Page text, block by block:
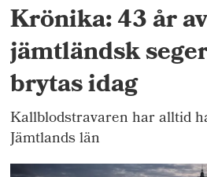
Krönika: 43 år av
jämtländsk
brytas idag
Kallblodstravaren har alltid
Jämtlands län